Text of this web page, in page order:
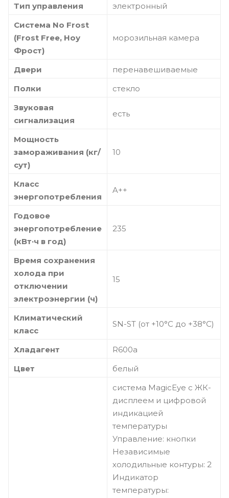
Тип управления
электронный
Система No Frost
(Frost Free, Ноу
Фрост)
морозильная камера
Двери
перенавешиваемые
Полки
стекло
Звуковая
сигнализация
есть
Мощность
замораживания (кг/
сут)
10
Класс
энергопотребления
A++
Годовое
энергопотребление
(кВт·ч в год)
235
Время сохранения
холода при
отключении
электроэнергии (ч)
15
Климатический
класс
SN-ST (от +10°С до +38°С)
Хладагент
R600a
Цвет
белый
система MagicEye с ЖК-
дисплеем и цифровой
индикацией
температуры
Управление: кнопки
Независимые
холодильные контуры: 2
Индикатор
температуры: